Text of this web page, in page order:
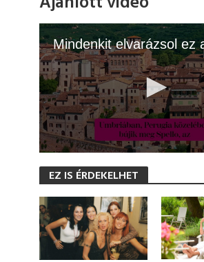
s
n
d
s
o
EZ IS ÉRDEKELHET